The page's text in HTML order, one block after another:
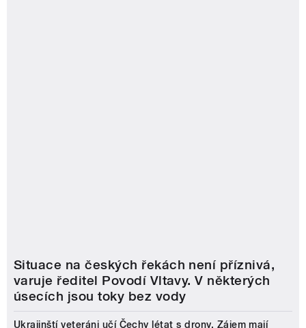
Expert: Zákaz telefonů je příliš hrubý nástroj. Nevyřeší
šikanu, nesníží závislosti a nezlepší výsledky